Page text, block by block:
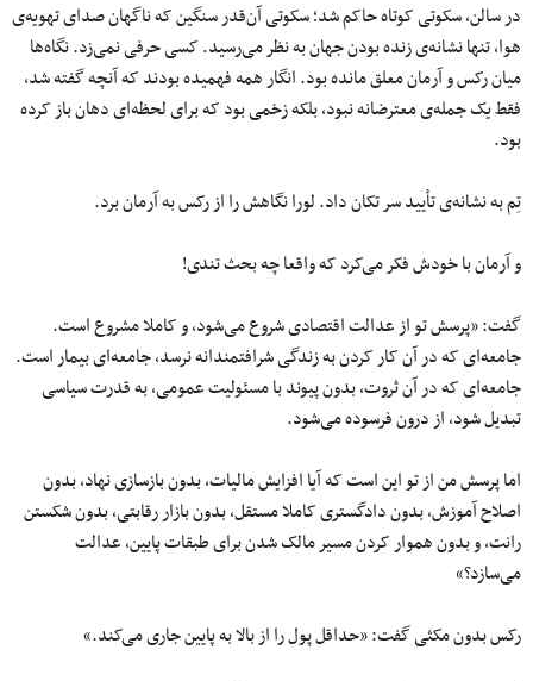
در سالن، سکوتی کوتاه حاکم شد؛ سکوتی آن‌قدر سنگین که ناگهان صدای تهویه‌ی
هوا، تنها نشانه‌ی زنده بودن جهان به نظر می‌رسید. کسی حرفی نمی‌زد. نگاه‌ها
میان رکس و آرمان معلق مانده بود. انگار همه فهمیده بودند که آنچه گفته شد،
فقط یک جمله‌ی معترضانه نبود، بلکه زخمی بود که برای لحظه‌ای دهان باز کرده
بود.
تِم به نشانه‌ی تأیید سر تکان داد. لورا نگاهش را از رکس به آرمان برد.
و آرمان با خودش فکر می‌کرد که واقعا چه بحث تندی!
گفت: «پرسش تو از عدالت اقتصادی شروع می‌شود، و کاملا مشروع است.
جامعه‌ای که در آن کار کردن به زندگی شرافتمندانه نرسد، جامعه‌ای بیمار است.
جامعه‌ای که در آن ثروت، بدون پیوند با مسئولیت عمومی، به قدرت سیاسی
تبدیل شود، از درون فرسوده می‌شود.
اما پرسش من از تو این است که آیا افزایش مالیات، بدون بازسازی نهاد، بدون
اصلاح آموزش، بدون دادگستری کاملا مستقل، بدون بازار رقابتی، بدون شکستن
رانت، و بدون هموار کردن مسیر مالک شدن برای طبقات پایین، عدالت
می‌سازد؟»
رکس بدون مکثی گفت: «حداقل پول را از بالا به پایین جاری می‌کند.»